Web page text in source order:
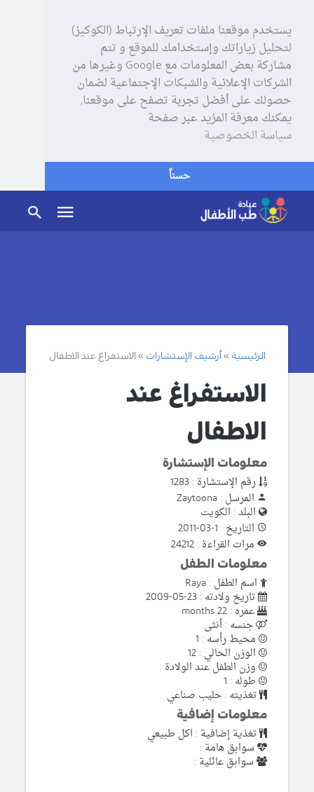
يستخدم موقعنا ملفات تعريف الإرتباط (الكوكيز)
لتحليل زياراتك وإستخدامك للموقع و تتم
مشاركة بعض المعلومات مع Google وغيرها من
الشركات الإعلانية والشبكات الإجتماعية لضمان
حصولك على أفضل تجربة تصفح على موقعنا,
يمكنك معرفة المزيد عبر صفحة
سياسة الخصوصية
حسناً
الرئيسية أرشيف الإستشارات الاستفراغ عند الاطفال
الاستفراغ عند
الاطفال
معلومات الإستشارة
رقم الإستشارة : 1283
المرسل : Zaytoona
البلد : الكويت
التاريخ : 1-03-2011
مرات القراءة : 24212
معلومات الطفل
اسم الطفل : Raya
تاريخ ولادته : 23-05-2009
عمره : 22 months
جنسه : أنثى
محيط رأسه : 1
الوزن الحالي : 12
وزن الطفل عند الولادة :
طوله : 1
تغذيته : حليب صناعي
معلومات إضافية
تغذية إضافية : اكل طبيعي
سوابق هامة :
سوابق عائلية :